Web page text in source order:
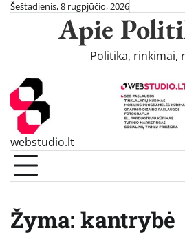
SkipŠeštadienis, 8 rugpjūčio, 2026
Apie
Politika, rinkimai,
webstudio.lt
Žyma: kantrybė